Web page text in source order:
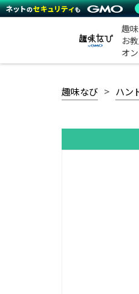
趣
お
オ
趣味なび ハン